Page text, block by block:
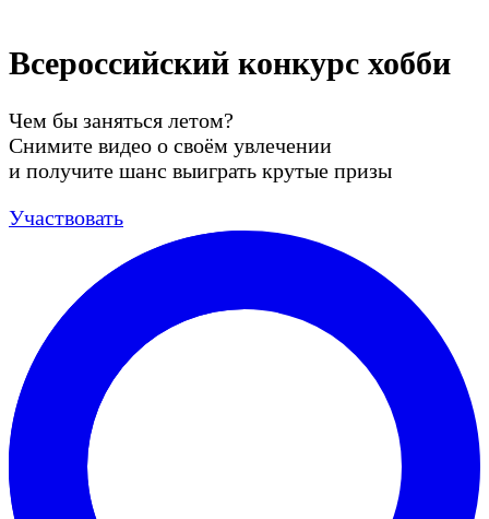
Всероссийский конкурс хобби
Чем бы заняться летом?
Снимите видео о своём увлечении
и получите шанс выиграть крутые призы
Участвовать